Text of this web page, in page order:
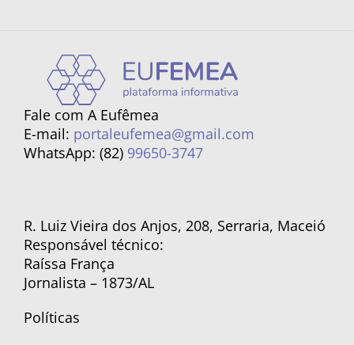
Fale com A Eufêmea
E-mail: portaleufemea@gmail.com
WhatsApp: (82) 99650-3747
R. Luiz Vieira dos Anjos, 208, Serraria, Maceió
Responsável técnico:
Raíssa França
Jornalista – 1873/AL
Políticas